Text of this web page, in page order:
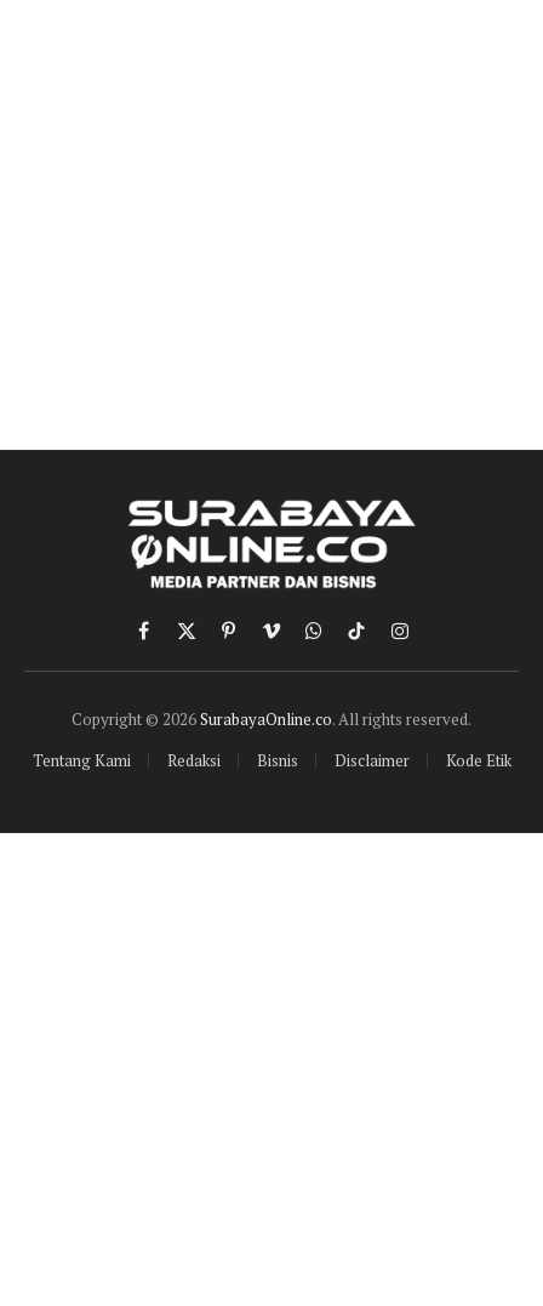
Facebook
X
(Twitter)
PinterestVimeoWhatsApp
TikTokInstagram
Copyright © 2026SurabayaOnline.co. All rights reserved.
Tentang Kami
Redaksi Bisnis Disclaimer Kode Etik